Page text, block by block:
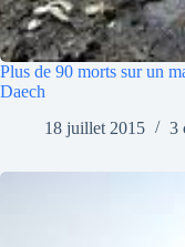
Plus de 90 morts sur un
Daech
18 juillet 2015
3